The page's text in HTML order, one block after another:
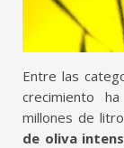
Entre las
crecimiento
millones de
de oliva